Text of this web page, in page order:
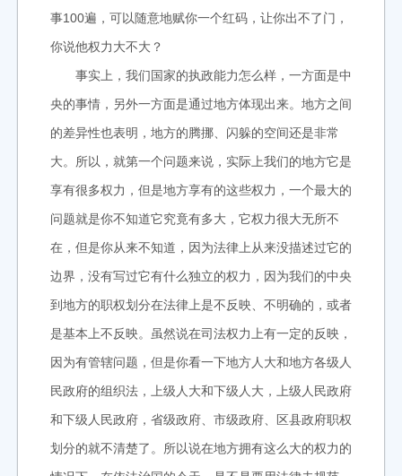
事100遍，可以随意地赋你一个红码，让你出不了门，
你说他权力大不大？
事实上，我们国家的执政能力怎么样，一方面是中
央的事情，另外一方面是通过地方体现出来。地方之间
的差异性也表明，地方的腾挪、闪躲的空间还是非常
大。所以，就第一个问题来说，实际上我们的地方它是
享有很多权力，但是地方享有的这些权力，一个最大的
问题就是你不知道它究竟有多大，它权力很大无所不
在，但是你从来不知道，因为法律上从来没描述过它的
边界，没有写过它有什么独立的权力，因为我们的中央
到地方的职权划分在法律上是不反映、不明确的，或者
是基本上不反映。虽然说在司法权力上有一定的反映，
因为有管辖问题，但是你看一下地方人大和地方各级人
民政府的组织法，上级人大和下级人大，上级人民政府
和下级人民政府，省级政府、市级政府、区县政府职权
划分的就不清楚了。所以说在地方拥有这么大的权力的